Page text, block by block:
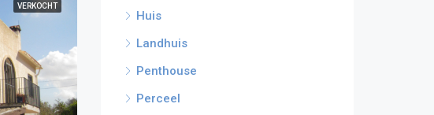
VERKOCHT
Huis
Landhuis
Penthouse
Perceel